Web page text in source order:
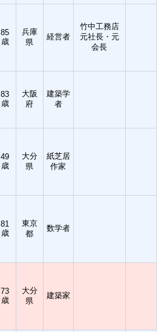
85
歳
兵庫
県
経営者
竹中工務店
元社長・元
会長
83
歳
大阪
府
建築学
者
49
歳
大分
県
紙芝居
作家
81
歳
東京
都
数学者
73
歳
大分
県
建築家